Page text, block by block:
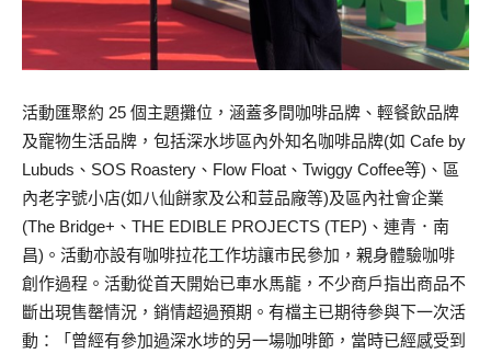
活動匯聚約 25 個主題攤位，涵蓋多間咖啡品牌、輕餐飲品牌
及寵物生活品牌，包括深水埗區內外知名咖啡品牌(如 Cafe by
Lubuds、SOS Roastery、Flow Float、Twiggy Coffee等)、區
內老字號小店(如八仙餅家及公和荳品廠等)及區內社會企業
(The Bridge+、THE EDIBLE PROJECTS (TEP)、連青．南
昌)。活動亦設有咖啡拉花工作坊讓市民參加，親身體驗咖啡
創作過程。活動從首天開始已車水馬龍，不少商戶指出商品不
斷出現售罄情況，銷情超過預期。有檔主已期待參與下一次活
動：「曾經有參加過深水埗的另一場咖啡節，當時已經感受到